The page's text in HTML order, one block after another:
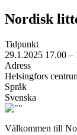
Nordisk
Tidpunkt
29.1.2025 17.00 –
Adress
Helsingfors
Språk
Svenska
Välkommen till